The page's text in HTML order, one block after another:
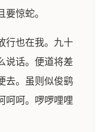
惊蛇。
行也在我。九十
说话。便道将差
去。虽则似俊鹞
呵呵。啰啰哩哩